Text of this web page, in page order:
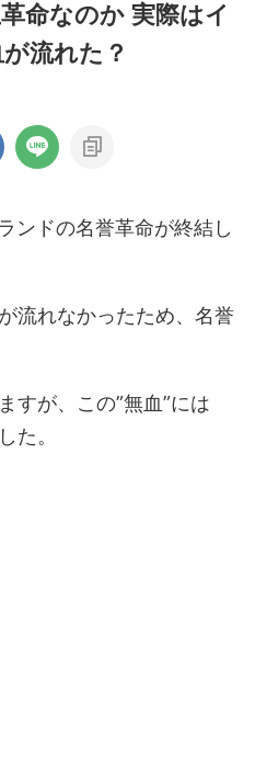
命なのか 実際はイ
流れた？
ンドの名誉革命が終結し
流れなかったため、名誉
すが、この”無血”には
た。